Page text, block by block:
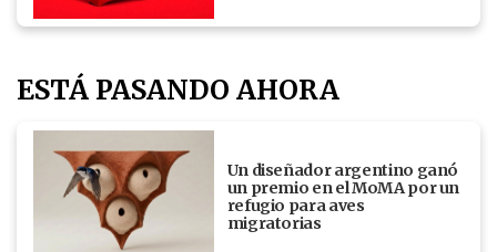
ESTÁ PASANDO AHORA
Un diseñador argentino ganó
un premio en el MoMA por un
refugio para aves
migratorias